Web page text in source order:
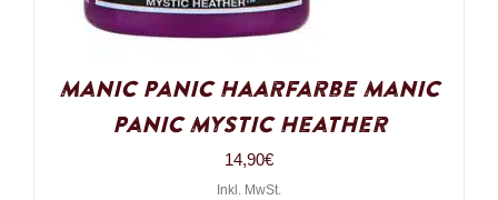
Manic Panic Haarfarbe Manic
Panic Mystic Heather
14,90€
Inkl. MwSt.